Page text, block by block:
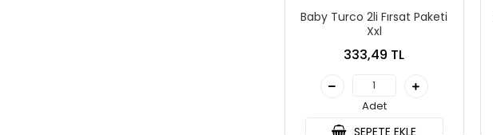
Baby Turco 2li Fırsat Paketi
Xxl
333,49 TL
Adet